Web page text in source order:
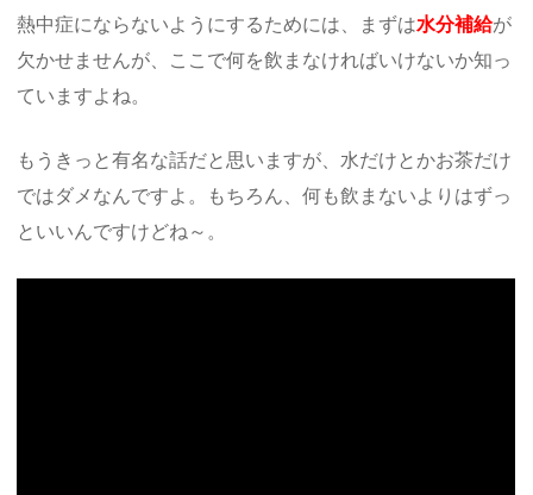
熱中症にならないようにするためには、まずは水分補給が
欠かせませんが、ここで何を飲まなければいけないか知っ
ていますよね。
もうきっと有名な話だと思いますが、水だけとかお茶だけ
ではダメなんですよ。もちろん、何も飲まないよりはずっ
といいんですけどね～。